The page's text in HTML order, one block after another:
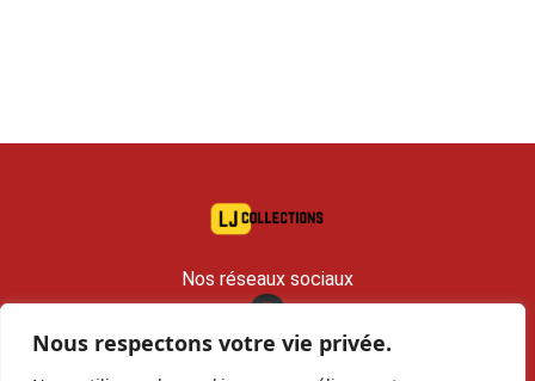
Nous respectons votre vie privée.
Nos réseaux sociaux
contact@lj-collections.com